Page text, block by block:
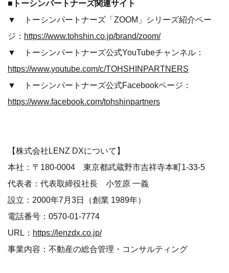
■トーシンパートナーズ関連サイト
▼ トーシンパートナーズ「ZOOM」シリーズ紹介ペー
ジ： https://www.tohshin.co.jp/brand/zoom/
▼ トーシンパートナーズ公式YouTubeチャンネル：
https://www.youtube.com/c/TOHSHINPARTNERS
▼ トーシンパートナーズ公式Facebookページ：
https://www.facebook.com/tohshinpartners
【株式会社LENZ DXについて】
本社：〒180-0004 東京都武蔵野市吉祥寺本町1-33-5
代表者：代表取締役社長 小笠原 一義
設立：2000年7月3日（創業 1989年）
電話番号：0570-01-7774
URL： https://lenzdx.co.jp/
事業内容：不動産の総合管理・コンサルティング